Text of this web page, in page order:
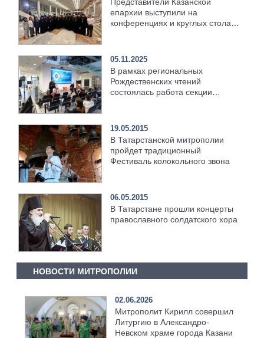
Представители Казанской
епархии выступили на
конференциях и круглых столах
05.11.2025
В рамках региональных
Рождественских чтений
состоялась работа секции
Казанской епархии
19.05.2015
В Татарстанской митрополии
пройдет традиционный
Фестиваль колокольного звона
06.05.2015
В Татарстане прошли концерты
православного солдатского хора
НОВОСТИ МИТРОПОЛИИ
02.06.2026
Митрополит Кирилл совершил
Литургию в Александро-
Невском храме города Казани